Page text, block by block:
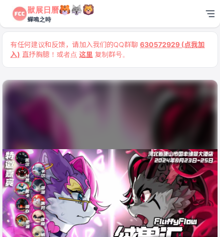
獸展日曆
蟬鳴之時
有任何建议和反馈，请加入我们的QQ群聊 630572929 (点我加
入) 直抒胸臆！或者点 这里 复制群号。